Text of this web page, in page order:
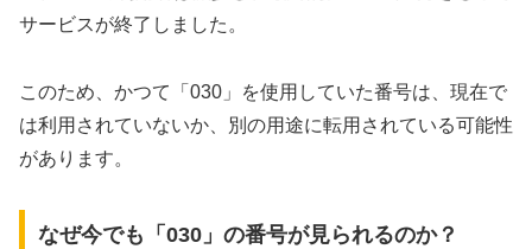
サービスが終了しました。
このため、かつて「030」を使用していた番号は、現在で
は利用されていないか、別の用途に転用されている可能性
があります。
なぜ今でも「030」の番号が見られるのか？